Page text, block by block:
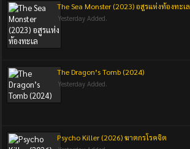
The Sea Monster (2023) อสูรแห่งท้องทะเล
Yesterday Added.
The Dragon’s Tomb (2024)
Yesterday Added.
Psycho Killer (2026) ฆาตกรโรคจิต